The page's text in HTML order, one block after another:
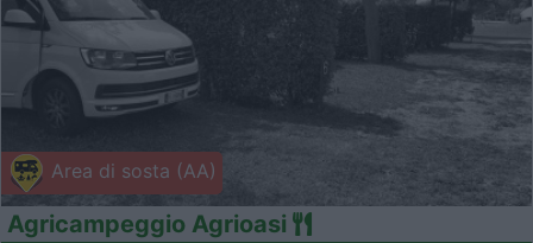
Area di sosta (AA)
Agricampeggio Agrioasi